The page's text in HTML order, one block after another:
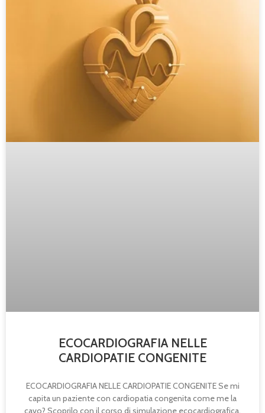
ECOCARDIOGRAFIA NELLE
CARDIOPATIE CONGENITE
ECOCARDIOGRAFIA NELLE CARDIOPATIE CONGENITE Se mi
capita un paziente con cardiopatia congenita come me la
cavo? Scoprilo con il corso di simulazione ecocardiografica.